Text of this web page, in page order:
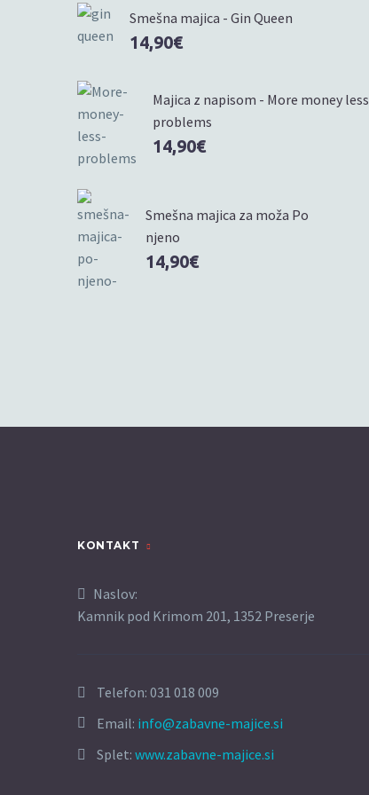
Smešna majica - Gin Queen
14,90€
Majica z napisom - More money less
problems
14,90€
Smešna majica za moža Po
njeno
14,90€
KONTAKT
Naslov:
Kamnik pod Krimom 201, 1352 Preserje
Telefon: 031 018 009
Email: info@zabavne-majice.si
Splet: www.zabavne-majice.si